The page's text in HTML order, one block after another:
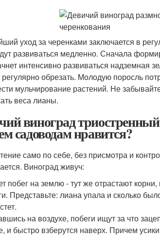
уход за черенками заключается в
развиваться медленно. Сначала
интенсивно развиваться надземная
регулярно обрезать. Молодую поросль
мульчирование растений. Не
веса лианы.
виноград
садоводам нравится?
само по себе, без присмотра и
Виноград живуч:
побег на землю - тут же отрастают
Представьте: лиана упала и сколько
на воздухе, побеги ищут за что
и быстро взберутся наверх. Причем